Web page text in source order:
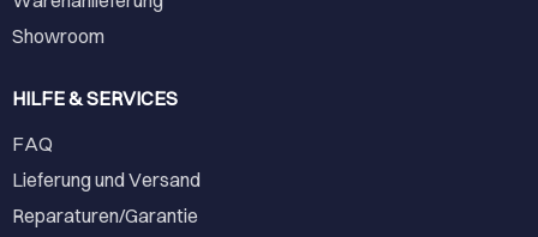
Showroom
HILFE & SERVICES
FAQ
Lieferung und Versand
Reparaturen/Garantie